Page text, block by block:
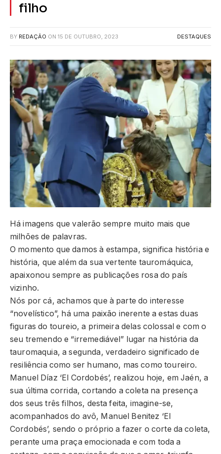
filho
BY REDAÇÃO ON 15 DE OUTUBRO, 2023 DESTAQUES
Há imagens que valerão sempre muito mais que
milhões de palavras.
O momento que damos à estampa, significa história e
história, que além da sua vertente tauromáquica,
apaixonou sempre as publicações rosa do país
vizinho.
Nós por cá, achamos que à parte do interesse
“novelístico”, há uma paixão inerente a estas duas
figuras do toureio, a primeira delas colossal e com o
seu tremendo e “irremediável” lugar na história da
tauromaquia, a segunda, verdadeiro significado de
resiliência como ser humano, mas como toureiro.
Manuel Díaz ‘El Cordobés’, realizou hoje, em Jaén, a
sua última corrida, cortando a coleta na presença
dos seus três filhos, desta feita, imagine-se,
acompanhados do avô, Manuel Benitez ‘El
Cordobés’, sendo o próprio a fazer o corte da coleta,
perante uma praça emocionada e com toda a